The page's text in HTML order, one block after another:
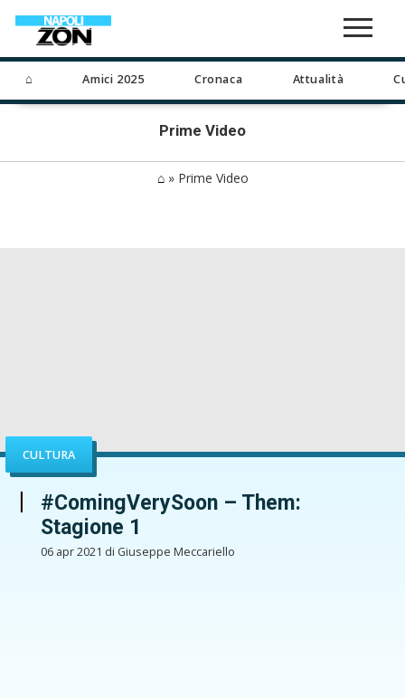
⌂ Amici 2025 Cronaca Attualità
Prime Video
⌂» Prime Video
CULTURA
#ComingVerySoon – Them:
Stagione 1
06 apr 2021 di Giuseppe Meccariello